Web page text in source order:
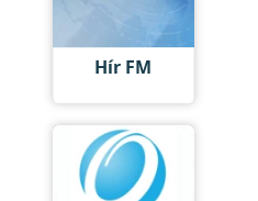
Hír FM